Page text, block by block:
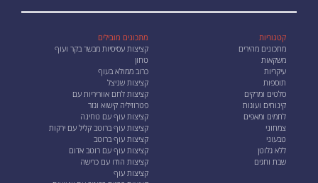
קטגוריות
מתכונים מהירים
משקאות
עיקריות
תוספות
סלטים ומרקים
קינוחים ועוגות
לחמים ומאפים
צמחוני
טבעוני
ללא גלוטן
שבת וחגים
מתכונים מובילים
קציצות עסיסיות מבשר בקר ועוף
טחון
כרוב ממולא בעוף
קציצות שניצל
קציצות לחם אווריריות עם
פטרוזיליה קישוא וגזר
קציצות עוף עם טחינה
קציצות עוף ברוטב קליל עם ירקות
קציצות עוף ברוטב
קציצות עוף עם רוטב אדום
קציצות הודו עם כרישה
קציצות עוף